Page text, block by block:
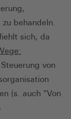
behandeln.
sich, da
von
(s. auch "Von